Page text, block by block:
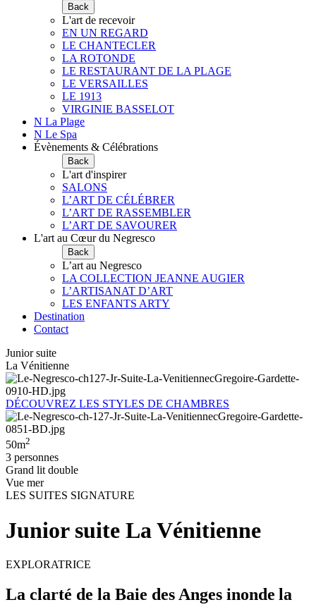
Back
L'art de recevoir
EN UN REGARD
LE CHANTECLER
LA ROTONDE
LE RESTAURANT DE LA PLAGE
LE VERSAILLES
LE 1913
VIRGINIE BASSELOT
N La Plage
N Le Spa
Évènements & Célébrations
Back
L'art d'inspirer
SALONS
L’ART DE CÉLÉBRER
L’ART DE RASSEMBLER
L’ART DE SAVOURER
L'art au Cœur du Negresco
Back
L’art au Negresco
LA COLLECTION JEANNE AUGIER
L’ARTISANAT D’ART
LES ENFANTS ARTY
Destination
Contact
Junior suite
La Vénitienne
DÉCOUVREZ LES STYLES DE CHAMBRES
50m2
3 personnes
Grand lit double
Vue mer
LES SUITES SIGNATURE
Junior suite La Vénitienne
EXPLORATRICE
La clarté de la Baie des Anges inonde la